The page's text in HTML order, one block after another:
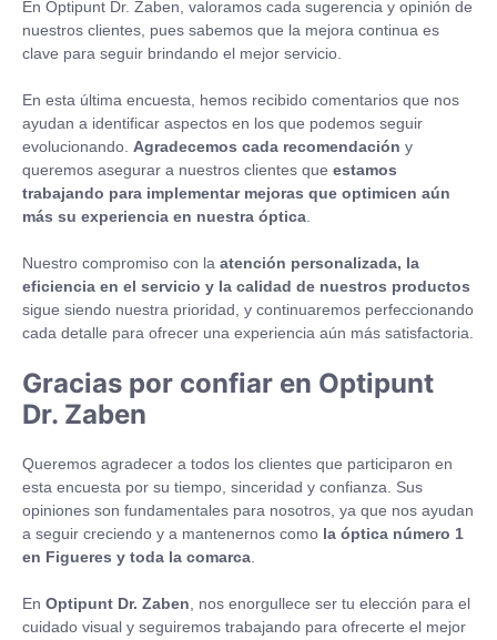
En Optipunt Dr. Zaben, valoramos cada sugerencia y opinión de
nuestros clientes, pues sabemos que la mejora continua es
clave para seguir brindando el mejor servicio.
En esta última encuesta, hemos recibido comentarios que nos
ayudan a identificar aspectos en los que podemos seguir
evolucionando. Agradecemos cada recomendación y
queremos asegurar a nuestros clientes que estamos
trabajando para implementar mejoras que optimicen aún
más su experiencia en nuestra óptica.
Nuestro compromiso con la atención personalizada, la
eficiencia en el servicio y la calidad de nuestros productos
sigue siendo nuestra prioridad, y continuaremos perfeccionando
cada detalle para ofrecer una experiencia aún más satisfactoria.
Gracias por confiar en Optipunt
Dr. Zaben
Queremos agradecer a todos los clientes que participaron en
esta encuesta por su tiempo, sinceridad y confianza. Sus
opiniones son fundamentales para nosotros, ya que nos ayudan
a seguir creciendo y a mantenernos como la óptica número 1
en Figueres y toda la comarca.
En Optipunt Dr. Zaben, nos enorgullece ser tu elección para el
cuidado visual y seguiremos trabajando para ofrecerte el mejor